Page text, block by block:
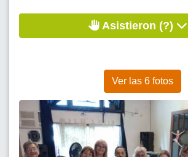
Asistieron (?)
Ver las 6 fotos